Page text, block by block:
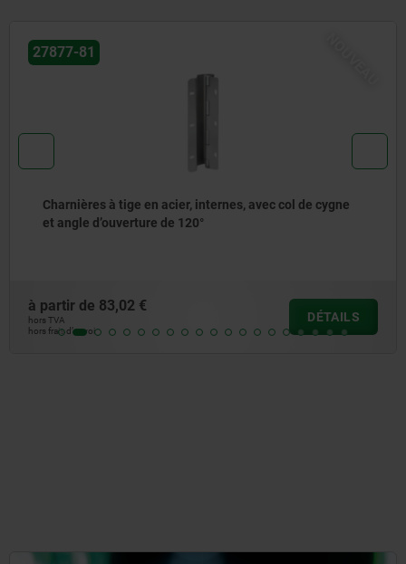
22500
Engrenages à vis sans fin filetés à droite Entraxe
17 mm
à partir de20,89 €
hors TVA
hors frais d’envoi
DÉTAILS